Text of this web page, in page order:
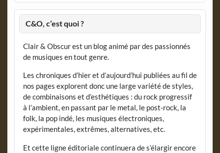
C&O, c’est quoi ?
Clair & Obscur est un blog animé par des passionnés
de musiques en tout genre.
Les chroniques d’hier et d’aujourd’hui publiées au fil de
nos pages explorent donc une large variété de styles,
de combinaisons et d’esthétiques : du rock progressif
à l’ambient, en passant par le metal, le post-rock, la
folk, la pop indé, les musiques électroniques,
expérimentales, extrêmes, alternatives, etc.
Et cette ligne éditoriale continuera de s’élargir encore